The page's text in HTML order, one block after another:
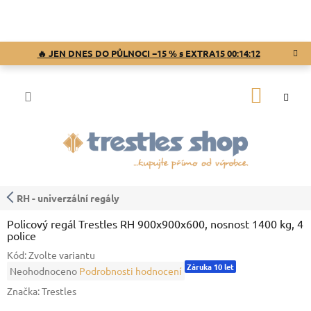
🔥 JEN DNES DO PŮLNOCI −15 % s EXTRA1500:14:11
RH - univerzální regály
Policový regál Trestles RH 900x900x600, nosnost 1400 kg, 4
police
Kód:Zvolte variantu
Průměrné
produktu
Neohodnoceno Podrobnosti hodnocení Záruka 10 let
Značka:Trestles